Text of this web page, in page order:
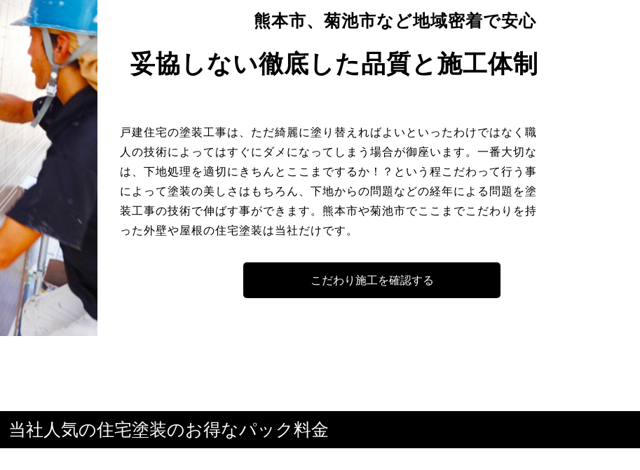
熊本市、菊池市など地域密着で安心
妥協しない徹底した品質と施工体制
戸建住宅の塗装工事は、ただ綺麗に塗り替えればよいといったわけではなく職
人の技術によってはすぐにダメになってしまう場合が御座います。一番大切な
は、下地処理を適切にきちんとここまでするか！？という程こだわって行う事
によって塗装の美しさはもちろん、下地からの問題などの経年による問題を塗
装工事の技術で伸ばす事ができます。熊本市や菊池市でここまでこだわりを持
った外壁や屋根の住宅塗装は当社だけです。
こだわり施工を確認する
当社人気の住宅塗装のお得なパック料金